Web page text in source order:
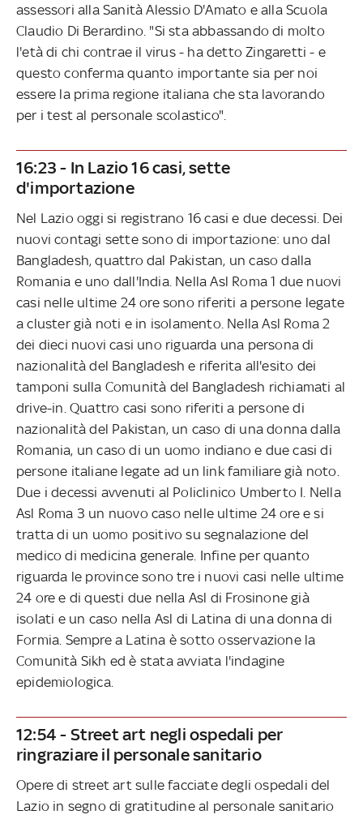
assessori alla Sanità Alessio D'Amato e alla Scuola
Claudio Di Berardino. "Si sta abbassando di molto
l'età di chi contrae il virus - ha detto Zingaretti - e
questo conferma quanto importante sia per noi
essere la prima regione italiana che sta lavorando
per i test al personale scolastico".
16:23 - In Lazio 16 casi, sette
d'importazione
Nel Lazio oggi si registrano 16 casi e due decessi. Dei
nuovi contagi sette sono di importazione: uno dal
Bangladesh, quattro dal Pakistan, un caso dalla
Romania e uno dall'India. Nella Asl Roma 1 due nuovi
casi nelle ultime 24 ore sono riferiti a persone legate
a cluster già noti e in isolamento. Nella Asl Roma 2
dei dieci nuovi casi uno riguarda una persona di
nazionalità del Bangladesh e riferita all'esito dei
tamponi sulla Comunità del Bangladesh richiamati al
drive-in. Quattro casi sono riferiti a persone di
nazionalità del Pakistan, un caso di una donna dalla
Romania, un caso di un uomo indiano e due casi di
persone italiane legate ad un link familiare già noto.
Due i decessi avvenuti al Policlinico Umberto I. Nella
Asl Roma 3 un nuovo caso nelle ultime 24 ore e si
tratta di un uomo positivo su segnalazione del
medico di medicina generale. Infine per quanto
riguarda le province sono tre i nuovi casi nelle ultime
24 ore e di questi due nella Asl di Frosinone già
isolati e un caso nella Asl di Latina di una donna di
Formia. Sempre a Latina è sotto osservazione la
Comunità Sikh ed è stata avviata l'indagine
epidemiologica.
12:54 - Street art negli ospedali per
ringraziare il personale sanitario
Opere di street art sulle facciate degli ospedali del
Lazio in segno di gratitudine al personale sanitario